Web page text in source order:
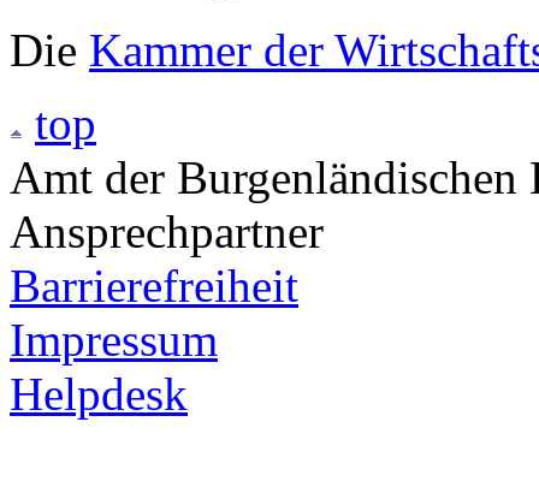
Die Kammer der
top
Amt der
Ansprechpartner
Barrierefreiheit
Impressum
Helpdesk